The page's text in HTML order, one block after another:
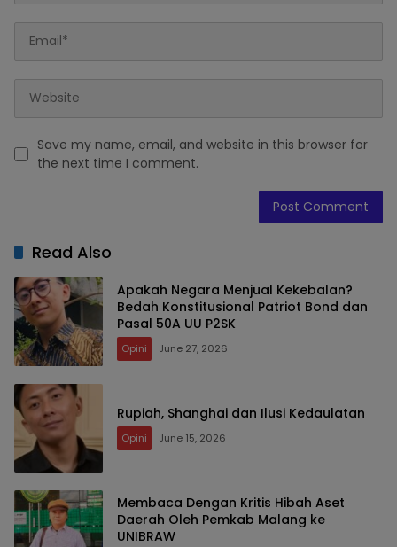
Save my name, email, and website in this browser for
the next time I comment.
Read Also
Apakah Negara Menjual Kekebalan?
Bedah Konstitusional Patriot Bond dan
Pasal 50A UU P2SK
Opini June 27, 2026
Rupiah, Shanghai dan Ilusi Kedaulatan
Opini June 15, 2026
Membaca Dengan Kritis Hibah Aset
Daerah Oleh Pemkab Malang ke
UNIBRAW